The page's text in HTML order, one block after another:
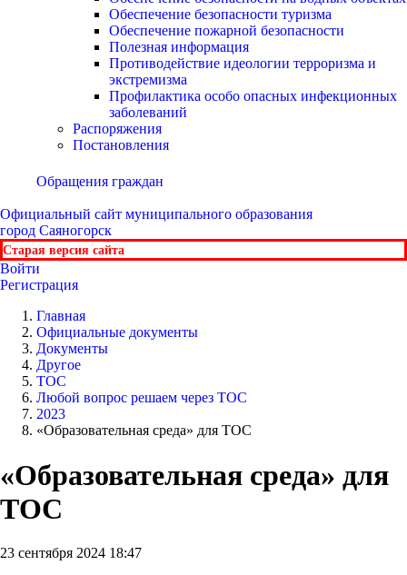
Обеспечение безопасности туризма
Обеспечение пожарной безопасности
Полезная информация
Противодействие идеологии терроризма и
экстремизма
Профилактика особо опасных инфекционных
заболеваний
Распоряжения
Постановления
Обращения граждан
Официальный сайт муниципального образования
город Саяногорск
Старая версия сайта
Войти
Регистрация
Главная
Официальные документы
Документы
Другое
ТОС
Любой вопрос решаем через ТОС
2023
«Образовательная среда» для ТОС
«Образовательная среда» для
ТОС
23 сентября 2024 18:47